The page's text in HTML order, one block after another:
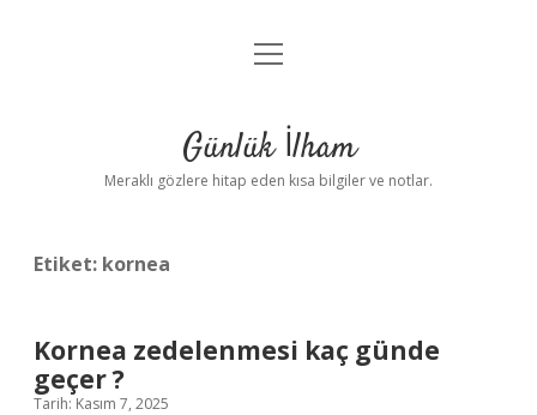
Anasayfa
Yasal Uyarı
menüyü
Günlük İlham
Meraklı gözlere hitap eden kısa bilgiler ve notlar.
Etiket: kornea
Kornea zedelenmesi kaç günde
geçer ?
Tarih: Kasım 7, 2025